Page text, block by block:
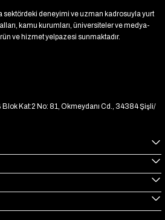
sektördeki deneyimi ve uzman kadrosuyla yurt
kamu kurumları, üniversiteler ve medya-
ve hizmet yelpazesi sunmaktadır.
Blok Kat:2 No: 81, Okmeydanı Cd., 34384 Şişli/